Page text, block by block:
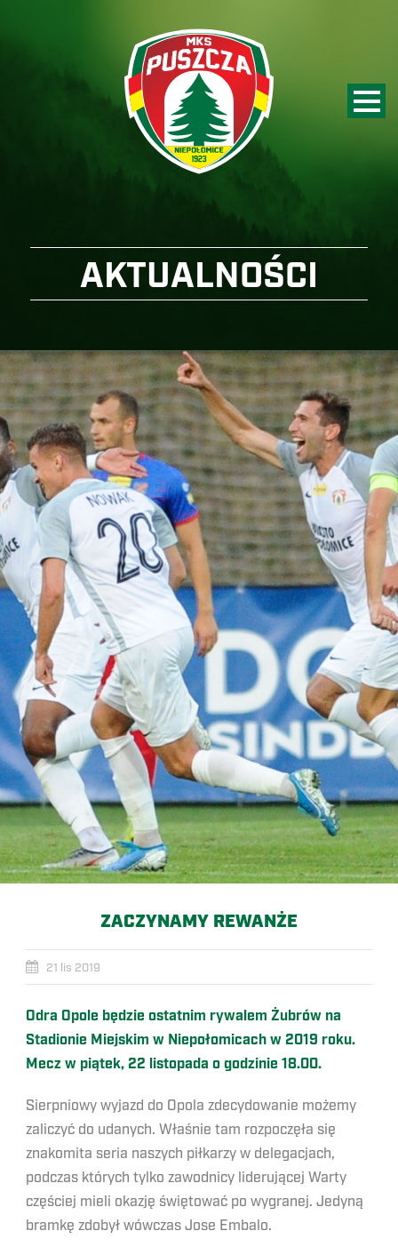
AKTUALNOŚCI
ZACZYNAMY REWANŻE
21 lis 2019
Odra Opole będzie ostatnim rywalem Żubrów na
Stadionie Miejskim w Niepołomicach w 2019 roku.
Mecz w piątek, 22 listopada o godzinie 18.00.
Sierpniowy wyjazd do Opola zdecydowanie możemy
zaliczyć do udanych. Właśnie tam rozpoczęła się
znakomita seria naszych piłkarzy w delegacjach,
podczas których tylko zawodnicy liderującej Warty
częściej mieli okazję świętować po wygranej. Jedyną
bramkę zdobył wówczas Jose Embalo.